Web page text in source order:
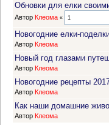
Обновки для елки
Автор Клеома «
Новогодние елки-
Автор Клеома
Новый год глазами
Автор Клеома
Новогодние рецепты
Автор Клеома
Как наши домашние
Автор Клеома